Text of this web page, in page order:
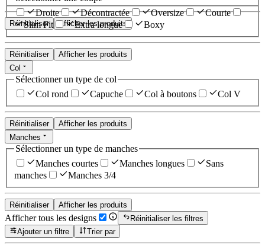
Réinitialiser Afficher les produits
Droite
Décontractée Oversize
Courte
Slim Fit
Extra longue Boxy
Réinitialiser
Afficher les produits
Col
Sélectionner un type de col
Col rond
Capuche Col à boutons Col V
Réinitialiser
Afficher les produits
Manches
Sélectionner un type de manches
Manches courtes
Manches longues
Sans
manches
Manches 3/4
Réinitialiser Afficher les produits
Afficher tous les designs
Réinitialiser les filtres
Ajouter un filtre
Trier par